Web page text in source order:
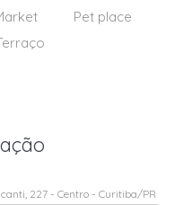
Pet place
227 - Centro - Curitiba/PR